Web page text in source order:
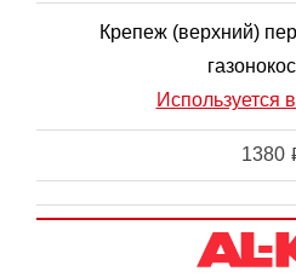
Крепеж (верхний)
Используется
1380